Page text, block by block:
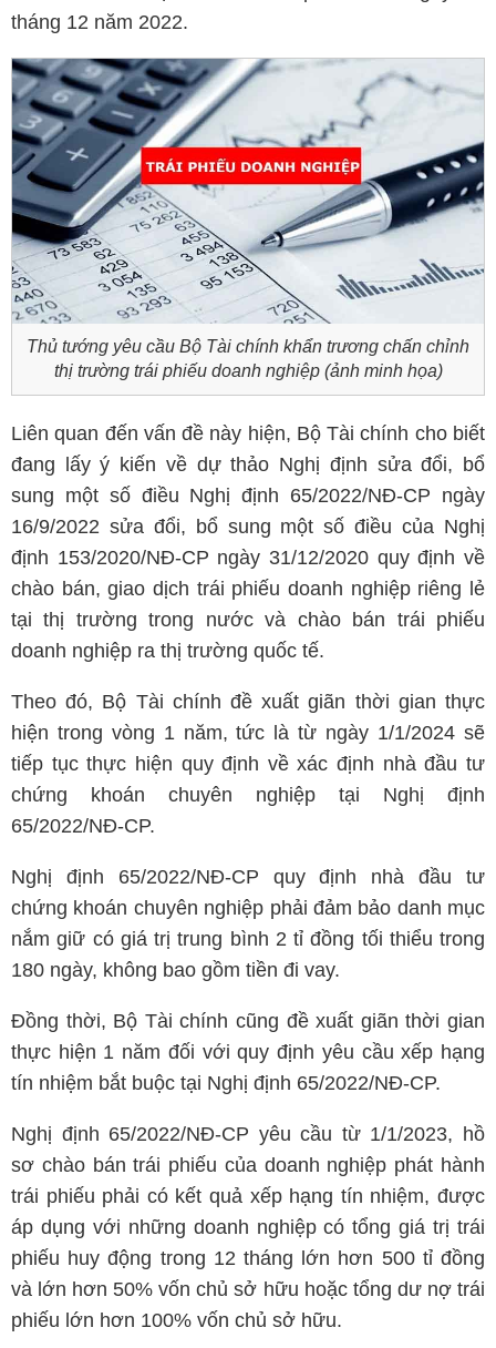
tháng 12 năm 2022.
Thủ tướng yêu cầu Bộ Tài chính khẩn trương chấn chỉnh
thị trường trái phiếu doanh nghiệp (ảnh minh họa)
Liên quan đến vấn đề này hiện, Bộ Tài chính cho biết
đang lấy ý kiến về dự thảo Nghị định sửa đổi, bổ
sung một số điều Nghị định 65/2022/NĐ-CP ngày
16/9/2022 sửa đổi, bổ sung một số điều của Nghị
định 153/2020/NĐ-CP ngày 31/12/2020 quy định về
chào bán, giao dịch trái phiếu doanh nghiệp riêng lẻ
tại thị trường trong nước và chào bán trái phiếu
doanh nghiệp ra thị trường quốc tế.
Theo đó, Bộ Tài chính đề xuất giãn thời gian thực
hiện trong vòng 1 năm, tức là từ ngày 1/1/2024 sẽ
tiếp tục thực hiện quy định về xác định nhà đầu tư
chứng khoán chuyên nghiệp tại Nghị định
65/2022/NĐ-CP.
Nghị định 65/2022/NĐ-CP quy định nhà đầu tư
chứng khoán chuyên nghiệp phải đảm bảo danh mục
nắm giữ có giá trị trung bình 2 tỉ đồng tối thiểu trong
180 ngày, không bao gồm tiền đi vay.
Đồng thời, Bộ Tài chính cũng đề xuất giãn thời gian
thực hiện 1 năm đối với quy định yêu cầu xếp hạng
tín nhiệm bắt buộc tại Nghị định 65/2022/NĐ-CP.
Nghị định 65/2022/NĐ-CP yêu cầu từ 1/1/2023, hồ
sơ chào bán trái phiếu của doanh nghiệp phát hành
trái phiếu phải có kết quả xếp hạng tín nhiệm, được
áp dụng với những doanh nghiệp có tổng giá trị trái
phiếu huy động trong 12 tháng lớn hơn 500 tỉ đồng
và lớn hơn 50% vốn chủ sở hữu hoặc tổng dư nợ trái
phiếu lớn hơn 100% vốn chủ sở hữu.